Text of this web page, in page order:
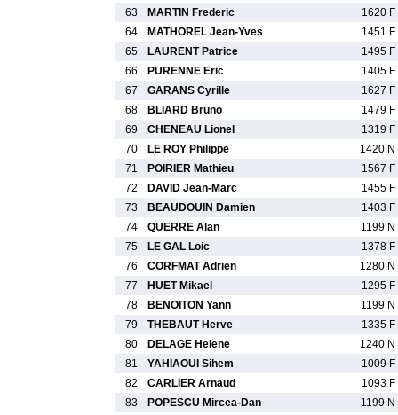
63
MARTIN Frederic
1620 F
64
MATHOREL Jean-Yves
1451 F
65
LAURENT Patrice
1495 F
66
PURENNE Eric
1405 F
67
GARANS Cyrille
1627 F
68
BLIARD Bruno
1479 F
69
CHENEAU Lionel
1319 F
70
LE ROY Philippe
1420 N
71
POIRIER Mathieu
1567 F
72
DAVID Jean-Marc
1455 F
73
BEAUDOUIN Damien
1403 F
74
QUERRE Alan
1199 N
75
LE GAL Loic
1378 F
76
CORFMAT Adrien
1280 N
77
HUET Mikael
1295 F
78
BENOITON Yann
1199 N
79
THEBAUT Herve
1335 F
80
DELAGE Helene
1240 N
81
YAHIAOUI Sihem
1009 F
82
CARLIER Arnaud
1093 F
83
POPESCU Mircea-Dan
1199 N